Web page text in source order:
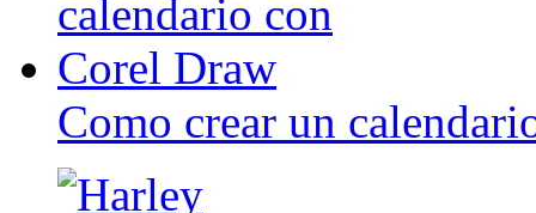
Como crear un